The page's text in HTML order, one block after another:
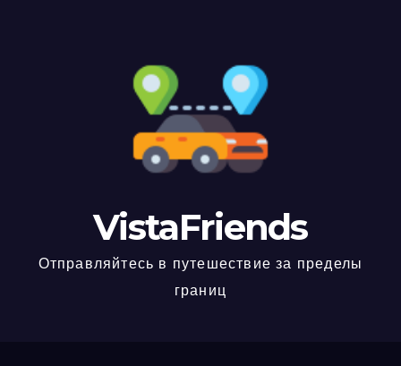
VistaFriends
Отправляйтесь в путешествие за пределы
границ